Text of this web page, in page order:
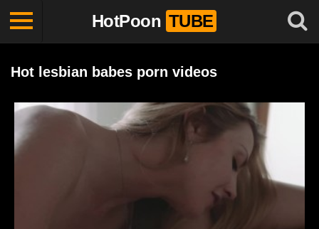
HotPoon TUBE
Hot lesbian babes porn videos